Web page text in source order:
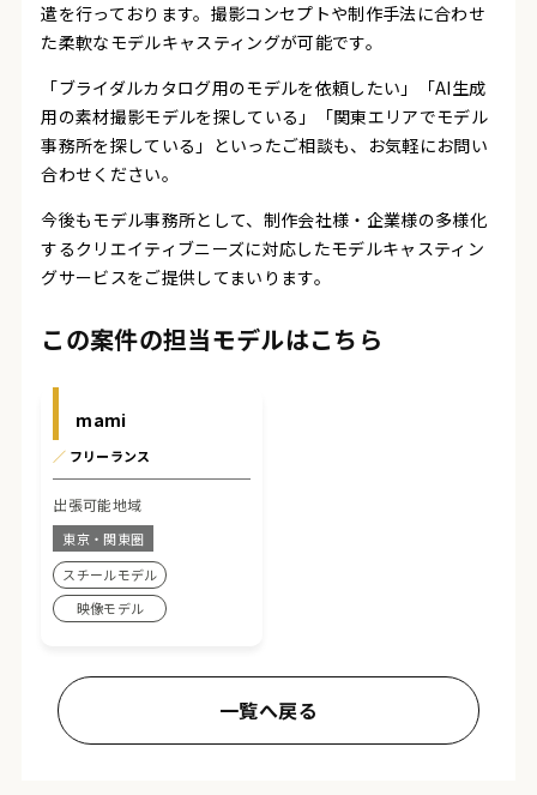
遣を行っております。撮影コンセプトや制作手法に合わせ
た柔軟なモデルキャスティングが可能です。
「ブライダルカタログ用のモデルを依頼したい」「AI生成
用の素材撮影モデルを探している」「関東エリアでモデル
事務所を探している」といったご相談も、お気軽にお問い
合わせください。
今後もモデル事務所として、制作会社様・企業様の多様化
するクリエイティブニーズに対応したモデルキャスティン
グサービスをご提供してまいります。
この案件の担当モデルはこちら
mami
／ フリーランス
出張可能地域
東京・関東圏
スチールモデル
映像モデル
一覧へ戻る